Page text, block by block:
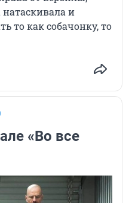
натаскивала и
то как собачонку, то
«Во все